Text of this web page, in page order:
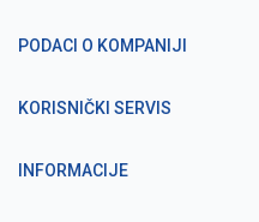
PODACI O KOMPANIJI
KORISNIČKI SERVIS
INFORMACIJE